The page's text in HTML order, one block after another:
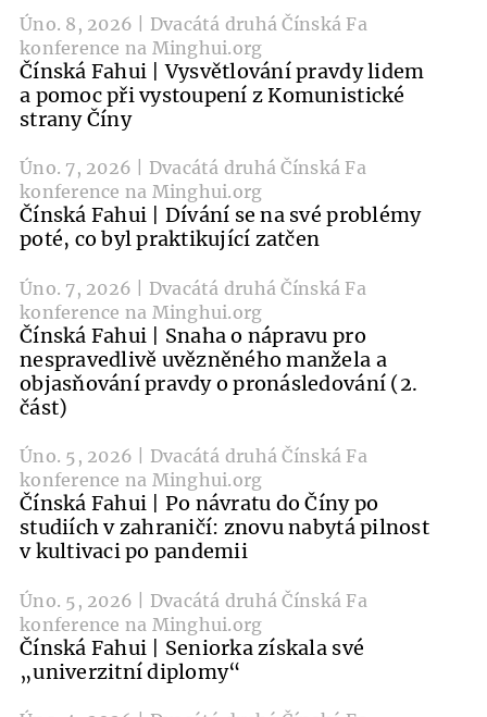
Úno. 8, 2026 | Dvacátá druhá Čínská Fa
konference na Minghui.org
Čínská Fahui | Vysvětlování pravdy lidem
a pomoc při vystoupení z Komunistické
strany Číny
Úno. 7, 2026 | Dvacátá druhá Čínská Fa
konference na Minghui.org
Čínská Fahui | Dívání se na své problémy
poté, co byl praktikující zatčen
Úno. 7, 2026 | Dvacátá druhá Čínská Fa
konference na Minghui.org
Čínská Fahui | Snaha o nápravu pro
nespravedlivě uvězněného manžela a
objasňování pravdy o pronásledování (2.
část)
Úno. 5, 2026 | Dvacátá druhá Čínská Fa
konference na Minghui.org
Čínská Fahui | Po návratu do Číny po
studiích v zahraničí: znovu nabytá pilnost
v kultivaci po pandemii
Úno. 5, 2026 | Dvacátá druhá Čínská Fa
konference na Minghui.org
Čínská Fahui | Seniorka získala své
„univerzitní diplomy“